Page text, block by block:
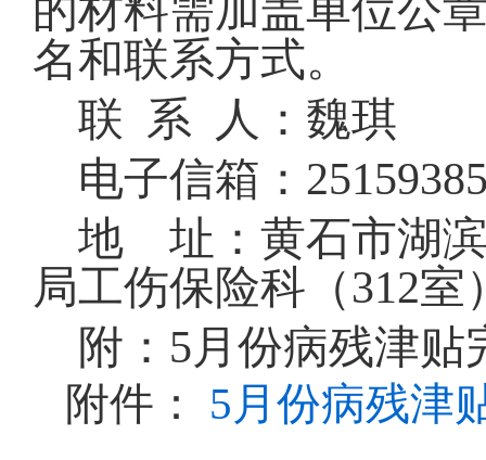
的材料需加盖单位公
名和联系方式。
联 系 人：魏琪
电子信箱：
地 址：黄石市湖滨
局工伤保险科（312室
附：5月份病残津
附件： 5月份病残津